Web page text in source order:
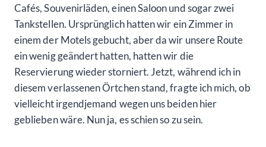
Cafés, Souvenirläden, einen Saloon und sogar zwei
Tankstellen. Ursprünglich hatten wir ein Zimmer in
einem der Motels gebucht, aber da wir unsere Route
ein wenig geändert hatten, hatten wir die
Reservierung wieder storniert. Jetzt, während ich in
diesem verlassenen Örtchen stand, fragte ich mich, ob
vielleicht irgendjemand wegen uns beiden hier
geblieben wäre. Nun ja, es schien so zu sein.